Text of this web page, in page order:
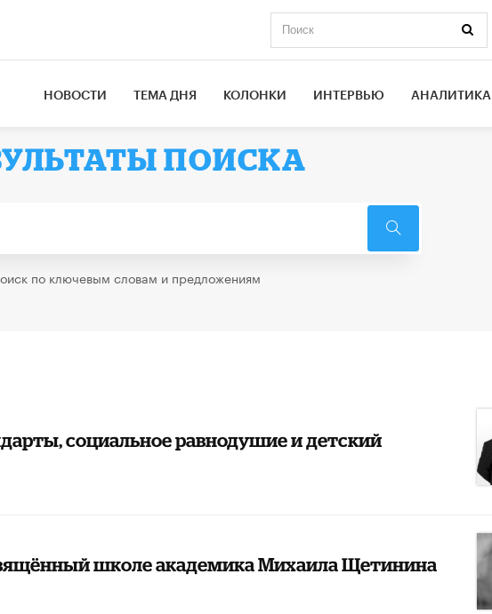
НОВОСТИ ТЕМА ДНЯ КОЛОНКИ ИНТЕРВЬЮ АНАЛИТИКА
ПОИСКА
по ключевым словам и предложениям
социальное равнодушие и детский
школе академика Михаила Щетинина